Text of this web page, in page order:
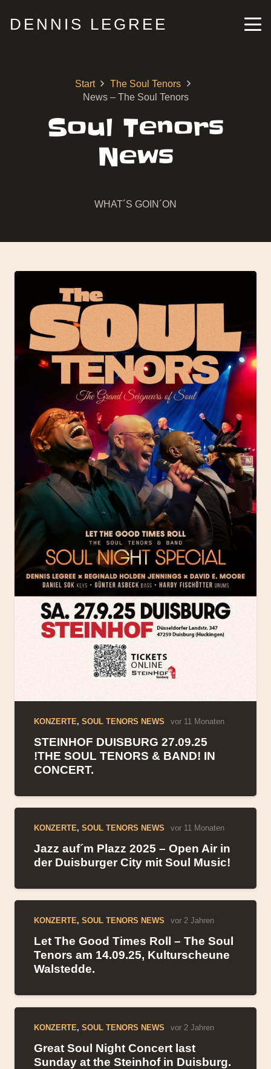
DENNIS LEGREE
Start
The Soul Tenors
News – The Soul Tenors
Soul Tenors
News
WHAT´S GOIN´ON
KONZERTE, SOUL TENORS NEWS vor 11 Monaten
STEINHOF DUISBURG 27.09.25
!THE SOUL TENORS & BAND! IN
CONCERT.
KONZERTE, SOUL TENORS NEWS vor 11 Monaten
Jazz auf´m Plazz 2025 – Open Air in
der Duisburger City mit Soul Music!
KONZERTE, SOUL TENORS NEWS vor 2 Jahren
Let The Good Times Roll – The Soul
Tenors am 14.09.25, Kulturscheune
Walstedde.
KONZERTE, SOUL TENORS NEWS vor 2 Jahren
Great Soul Night Concert last
Sunday at the Steinhof in Duisburg.